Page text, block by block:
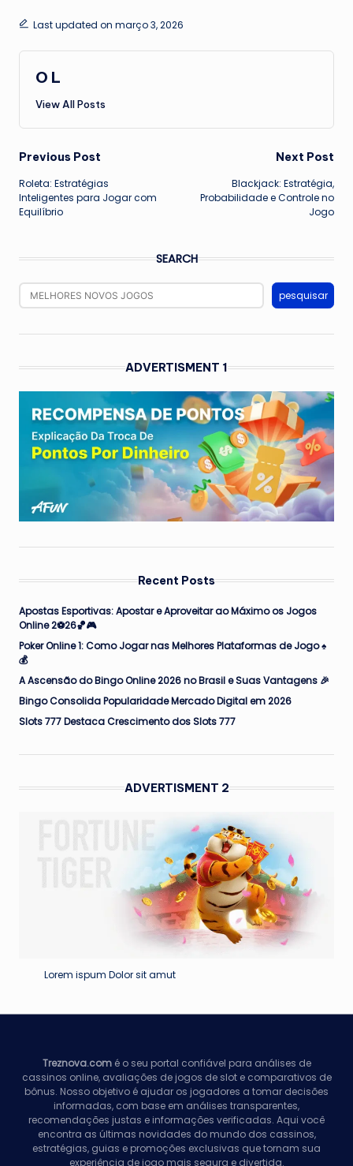
Last updated on março 3, 2026
O L
View All Posts
Post
navigation
Previous Post
Roleta: Estratégias
Inteligentes para Jogar com
Equilíbrio
Next Post
Blackjack: Estratégia,
Probabilidade e Controle no
Jogo
SEARCH
pesquisar
ADVERTISMENT 1
Recent Posts
Apostas Esportivas: Apostar e Aproveitar ao Máximo os Jogos
Online 2⚽26🏀🎮
Poker Online 1: Como Jogar nas Melhores Plataformas de Jogo ♠️
💰
A Ascensão do Bingo Online 2026 no Brasil e Suas Vantagens 🎉
Bingo Consolida Popularidade Mercado Digital em 2026
Slots 777 Destaca Crescimento dos Slots 777
ADVERTISMENT 2
Lorem ispum Dolor sit amut
Treznova.comé o seu portal confiável para análises de
cassinos online, avaliações de jogos de slot e comparativos de
bônus. Nosso objetivo é ajudar os jogadores a tomar decisões
informadas, com base em análises transparentes,
recomendações justas e informações verificadas. Aqui você
encontra as últimas novidades do mundo dos cassinos,
estratégias, guias e promoções exclusivas que tornam sua
experiência de jogo mais segura e divertida.